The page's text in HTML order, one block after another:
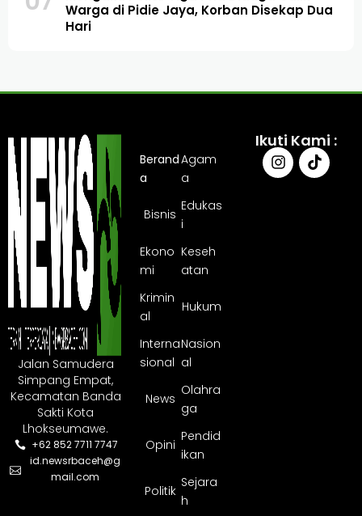
Warga di Pidie Jaya, Korban Disekap Dua
Hari
Jalan Samudera
Simpang Empat,
Kecamatan Banda
Sakti Kota
Lhokseumawe.
+62 852 7711 7747
id.newsrbaceh@g
mail.com
Berand
a
Agam
a
Bisnis
Edukas
i
Ekono
mi
Keseh
atan
Krimin
al
Hukum
Interna
sional
Nasion
al
News
Olahra
ga
Opini
Pendid
ikan
Politik
Sejara
h
Ikuti Kami :